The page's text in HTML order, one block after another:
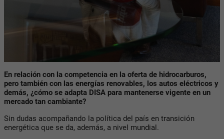
En relación con la competencia en la oferta de hidrocarburos,
pero también con las energías renovables, los autos eléctricos y
demás, ¿cómo se adapta DISA para mantenerse vigente en un
mercado tan cambiante?
Sin dudas acompañando la política del país en transición
energética que se da, además, a nivel mundial.